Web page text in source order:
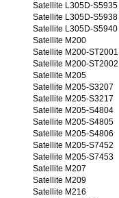
Satellite L305D-S5935
Satellite L305D-S5938
Satellite L305D-S5940
Satellite M200
Satellite M200-ST2001
Satellite M200-ST2002
Satellite M205
Satellite M205-S3207
Satellite M205-S3217
Satellite M205-S4804
Satellite M205-S4805
Satellite M205-S4806
Satellite M205-S7452
Satellite M205-S7453
Satellite M207
Satellite M209
Satellite M216